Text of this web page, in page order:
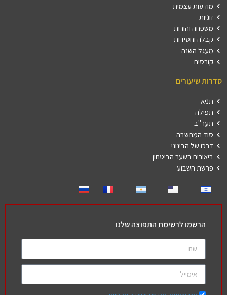
מודעות עצמית
זוגיות
משפחה והורות
קבלה וחסידות
מעגל השנה
קורסים
סדרות שיעורים
תניא
תפילה
תער"ב
סוד המחשבה
דרכו של הבינוני
ביאורים בשער הביטחון
פרשת השבוע
הרשמו לרשימת התפוצה שלנו